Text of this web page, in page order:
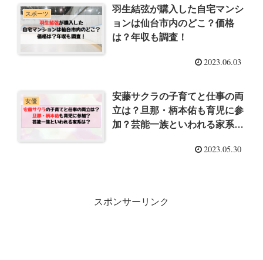
スポーツ
羽生結弦が購入した自宅マンシ
ョンは仙台市内のどこ？価格
は？年収も調査！
2023.06.03
女優
安藤サクラの子育てと仕事の両
立は？旦那・柄本佑も育児に参
加？芸能一族といわれる家系
2023.05.30
スポンサーリンク